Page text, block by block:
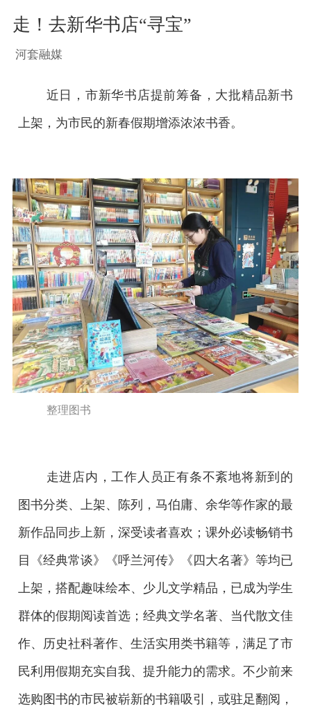
走！去新华书店“寻宝”
河套融媒
近日，市新华书店提前筹备，大批精品新书
上架，为市民的新春假期增添浓浓书香。
整理图书
走进店内，工作人员正有条不紊地将新到的
图书分类、上架、陈列，马伯庸、余华等作家的最
新作品同步上新，深受读者喜欢；课外必读畅销书
目《经典常谈》《呼兰河传》《四大名著》等均已
上架，搭配趣味绘本、少儿文学精品，已成为学生
群体的假期阅读首选；经典文学名著、当代散文佳
作、历史社科著作、生活实用类书籍等，满足了市
民利用假期充实自我、提升能力的需求。不少前来
选购图书的市民被崭新的书籍吸引，或驻足翻阅，